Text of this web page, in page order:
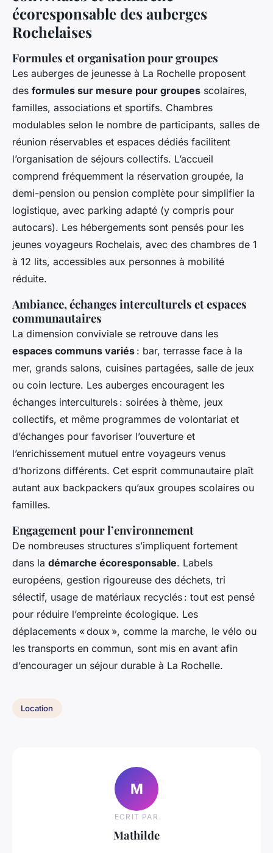
écoresponsable des auberges
Rochelaises
Formules et organisation pour groupes
Les auberges de jeunesse à La Rochelle proposent
des formules sur mesure pour groupes scolaires,
familles, associations et sportifs. Chambres
modulables selon le nombre de participants, salles de
réunion réservables et espaces dédiés facilitent
l’organisation de séjours collectifs. L’accueil
comprend fréquemment la réservation groupée, la
demi-pension ou pension complète pour simplifier la
logistique, avec parking adapté (y compris pour
autocars). Les hébergements sont pensés pour les
jeunes voyageurs Rochelais, avec des chambres de 1
à 12 lits, accessibles aux personnes à mobilité
réduite.
Ambiance, échanges interculturels et espaces
communautaires
La dimension conviviale se retrouve dans les
espaces communs variés : bar, terrasse face à la
mer, grands salons, cuisines partagées, salle de jeux
ou coin lecture. Les auberges encouragent les
échanges interculturels : soirées à thème, jeux
collectifs, et même programmes de volontariat et
d’échanges pour favoriser l’ouverture et
l’enrichissement mutuel entre voyageurs venus
d’horizons différents. Cet esprit communautaire plaît
autant aux backpackers qu’aux groupes scolaires ou
familles.
Engagement pour l’environnement
De nombreuses structures s’impliquent fortement
dans la démarche écoresponsable. Labels
européens, gestion rigoureuse des déchets, tri
sélectif, usage de matériaux recyclés : tout est pensé
pour réduire l’empreinte écologique. Les
déplacements « doux », comme la marche, le vélo ou
les transports en commun, sont mis en avant afin
d’encourager un séjour durable à La Rochelle.
Location
M
ECRIT PAR
Mathilde